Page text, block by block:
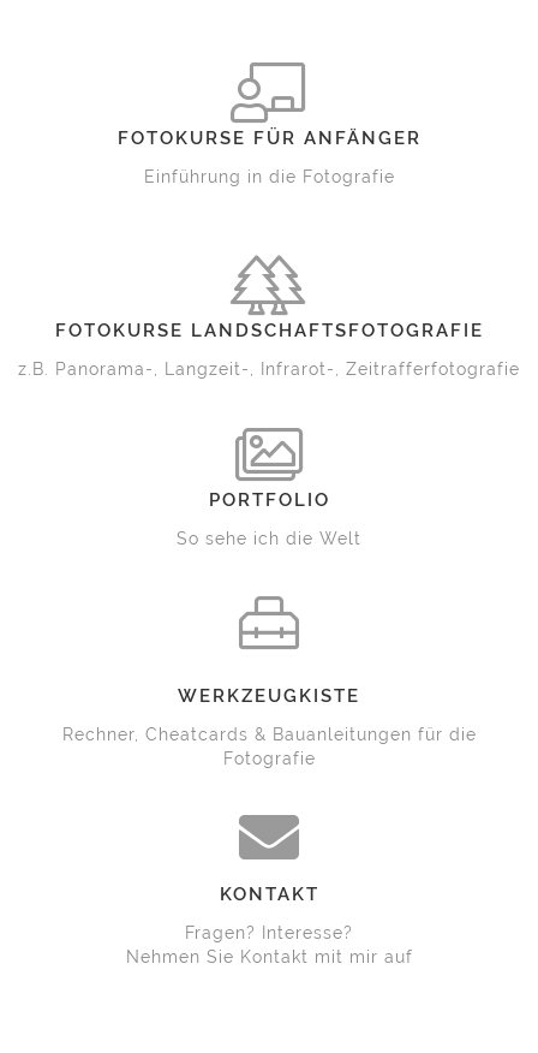
FOTOKURSE FÜR ANFÄNGER
Einführung in die Fotografie
FOTOKURSE LANDSCHAFTSFOTOGRAFIE
z.B. Panorama-, Langzeit-, Infrarot-, Zeitrafferfotografie
PORTFOLIO
So sehe ich die Welt
WERKZEUGKISTE
Rechner, Cheatcards & Bauanleitungen für die
Fotografie
KONTAKT
Fragen? Interesse?
Nehmen Sie Kontakt mit mir auf